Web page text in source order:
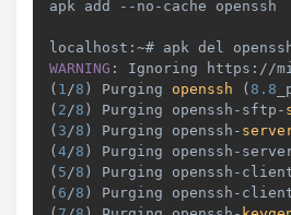
apk add -- no - cache openssh
localhost : ~
WARNING : Ignoring https : //
( 1/8 ) Purging openssh ( 8.8
( 2/8 ) Purging openssh - sftp -
( 3/8 ) Purging openssh -
( 4/8 ) Purging openssh -
( 5/8 ) Purging openssh -
( 6/8 ) Purging openssh -